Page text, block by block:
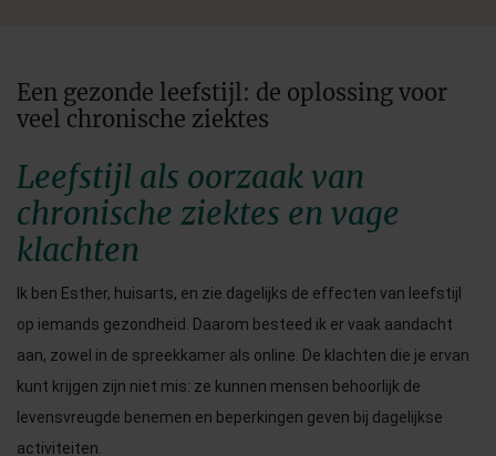
Een gezonde leefstijl: de oplossing voor
veel chronische ziektes
Leefstijl als oorzaak van
chronische ziektes en vage
klachten
Ik ben Esther, huisarts, en zie dagelijks de effecten van leefstijl
op iemands gezondheid. Daarom besteed ik er vaak aandacht
aan, zowel in de spreekkamer als online. De klachten die je ervan
kunt krijgen zijn niet mis: ze kunnen mensen behoorlijk de
levensvreugde benemen en beperkingen geven bij dagelijkse
activiteiten.